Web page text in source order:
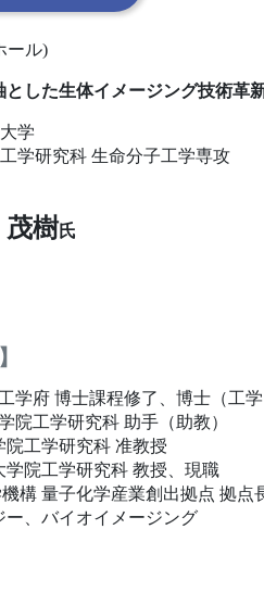
ール)
した生体イメージング技術革
学
学研究科 生命分子工学専攻
茂樹氏
学府 博士課程修了、博士（工学
院工学研究科 助手（助教）
院工学研究科 准教授
学院工学研究科 教授、現職
構 量子化学産業創出拠点 拠点
、バイオイメージング